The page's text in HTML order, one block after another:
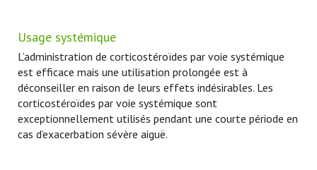
Usage systémique
L’administration de corticostéroïdes par voie systémique
est efficace mais une utilisation prolongée est à
déconseiller en raison de leurs effets indésirables. Les
corticostéroïdes par voie systémique sont
exceptionnellement utilisés pendant une courte période en
cas d’exacerbation sévère aiguë.